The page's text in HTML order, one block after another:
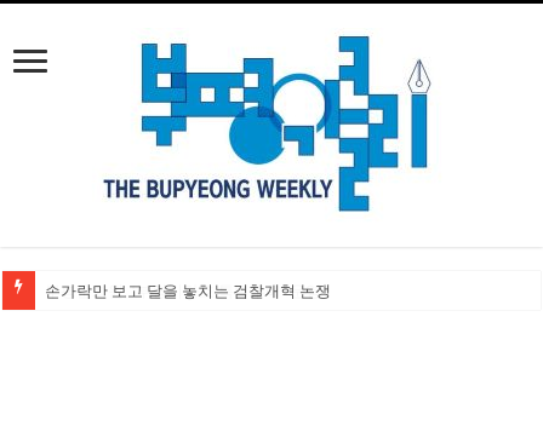
손가락만 보고 달을 놓치는 검찰개혁 논쟁